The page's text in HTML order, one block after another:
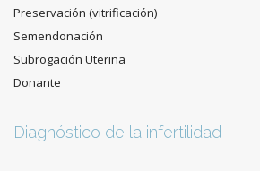
Preservación (vitrificación)
Semendonación
Subrogación Uterina
Donante
Diagnóstico de la infertilidad